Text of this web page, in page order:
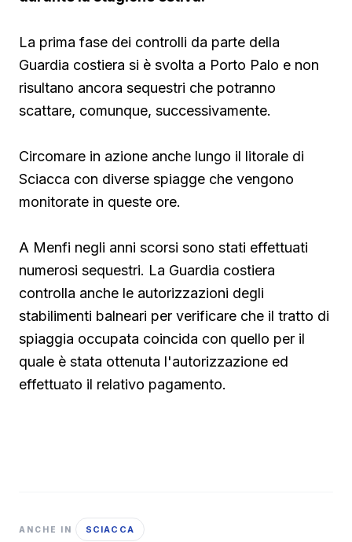
La prima fase dei controlli da parte della
Guardia costiera si è svolta a Porto Palo e non
risultano ancora sequestri che potranno
scattare, comunque, successivamente.
Circomare in azione anche lungo il litorale di
Sciacca con diverse spiagge che vengono
monitorate in queste ore.
A Menfi negli anni scorsi sono stati effettuati
numerosi sequestri. La Guardia costiera
controlla anche le autorizzazioni degli
stabilimenti balneari per verificare che il tratto di
spiaggia occupata coincida con quello per il
quale è stata ottenuta l'autorizzazione ed
effettuato il relativo pagamento.
ANCHE IN SCIACCA